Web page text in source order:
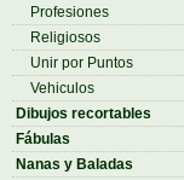
Profesiones
Religiosos
Unir por Puntos
Vehiculos
Dibujos recortables
Fábulas
Nanas y Baladas